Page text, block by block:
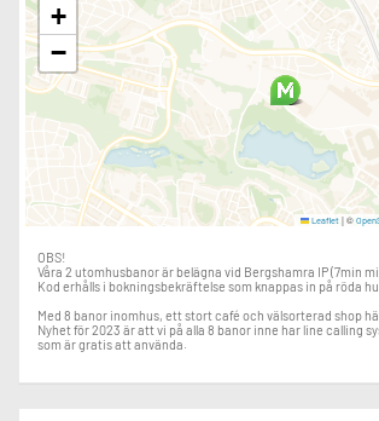
+
−
Leaflet |©
OBS!
Våra 2 utomhusbanor är belägna vid Bergshamra IP (7min
Kod erhålls i bokningsbekräftelse som knappas in på röda
Med 8 banor inomhus, ett stort café och välsorterad shop
Nyhet för 2023 är att vi på alla 8 banor inne har line calling
som är gratis att använda.